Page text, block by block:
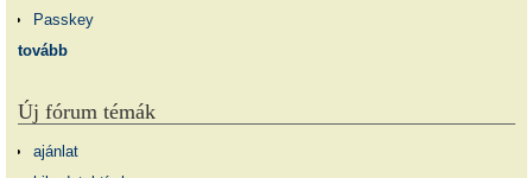
Passkey
tovább
Új fórum témák
ajánlat